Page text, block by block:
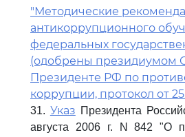
"Методические
антикоррупционного
федеральных
(одобрены президиумом
Президенте РФ по
коррупции, протокол от
31. Указ Президента
августа 2006 г. N 842 "О